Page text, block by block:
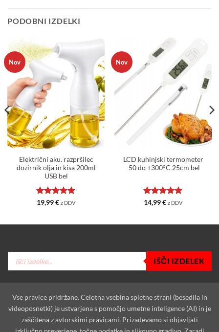
PODOBNI IZDELKI
Nov
Električni aku. razpršilec
dozirnik olja in kisa 200ml
USB bel
Ocenjeno5
19,99€ z DDV
Nov
LCD kuhinjski termometer
-50 do +300°C 25cm bel
Ocenjeno5
14,99€ z DDV
Products
search
IŠČI IZDELEK
Vse pravice pridržane. Celotna vsebina spletne strani (besedila in
videoposnetki) je ustvarjena s pomočjo umetne inteligence (AI) in je
zaščitena z avtorskimi pravicami. Prizadevamo si objavljati